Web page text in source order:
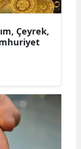
Çeyrek,